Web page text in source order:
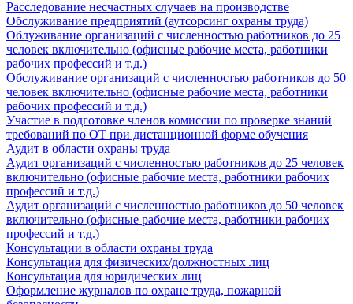
Расследование несчастных случаев на производстве
Обслуживание предприятий (аутсорсинг охраны труда)
Облуживание организаций с численностью работников до 25
человек включительно (офисные рабочие места, работники
рабочих профессий и т.д.)
Обслуживание организаций с численностью работников до 50
человек включительно (офисные рабочие места, работники
рабочих профессий и т.д.)
Участие в подготовке членов комиссии по проверке знаний
требований по ОТ при дистанционной форме обучения
Аудит в области охраны труда
Аудит организаций с численностью работников до 25 человек
включительно (офисные рабочие места, работники рабочих
профессий и т.д.)
Аудит организаций с численностью работников до 50 человек
включительно (офисные рабочие места, работники рабочих
профессий и т.д.)
Консультации в области охраны труда
Консультация для физических/должностных лиц
Консультация для юридических лиц
Оформление журналов по охране труда, пожарной